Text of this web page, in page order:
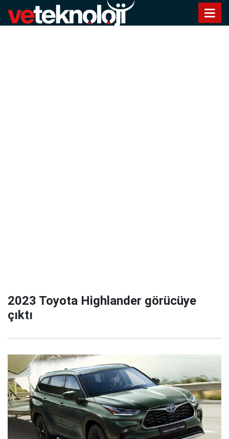
2023 Toyota Highlander görücüye
çıktı